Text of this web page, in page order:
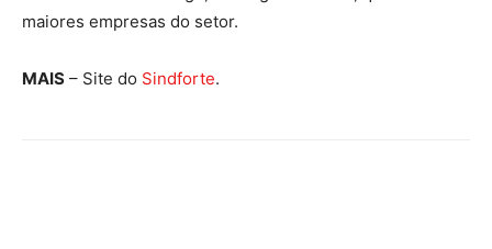
maiores empresas do setor.
MAIS – Site do Sindforte.